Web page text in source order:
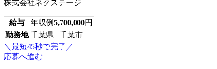
株式会社ネクステージ
給与 年収例5,700,000円
勤務地 千葉県 千葉市
＼最短45秒で完了／
応募へ進む